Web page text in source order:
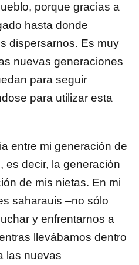
porque gracias a
hasta donde
dispersarnos. Es muy
nuevas generaciones
para seguir
para utilizar esta
entre mi generación de
es decir, la generación
de mis nietas. En mi
saharauis –no sólo
y enfrentarnos a
llevábamos dentro
las nuevas